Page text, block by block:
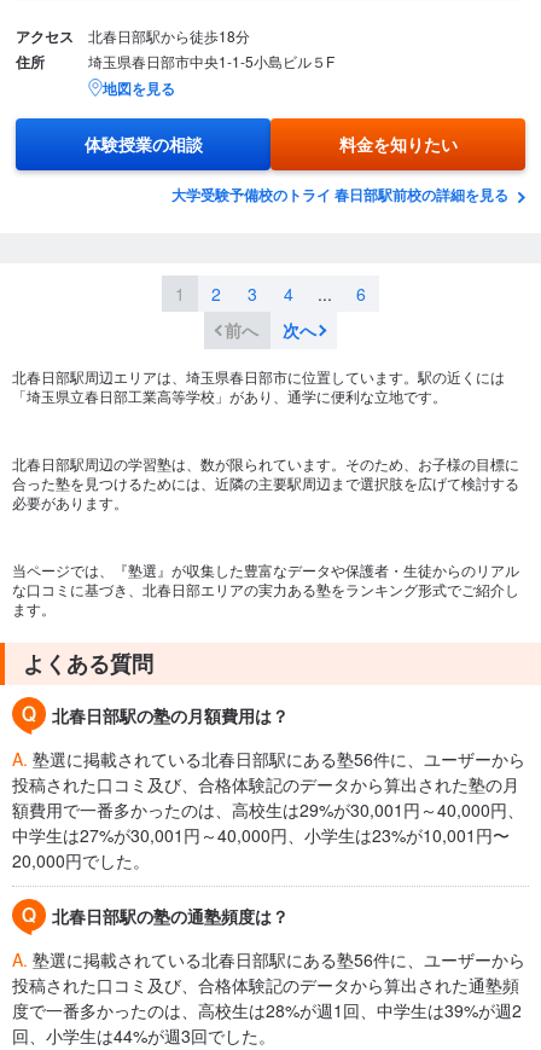
アクセス 北春日部駅から徒歩18分
住所 埼玉県春日部市中央1-1-5小島ビル５F
地図を見る
体験授業の相談 料金を知りたい
大学受験予備校のトライ 春日部駅前校の詳細を見る
1 2 3 4 ...
6
前へ
次へ
北春日部駅周辺エリアは、埼玉県春日部市に位置しています。駅の近くには
「埼玉県立春日部工業高等学校」があり、通学に便利な立地です。
北春日部駅周辺の学習塾は、数が限られています。そのため、お子様の目標に
合った塾を見つけるためには、近隣の主要駅周辺まで選択肢を広げて検討する
必要があります。
当ページでは、『塾選』が収集した豊富なデータや保護者・生徒からのリアル
な口コミに基づき、北春日部エリアの実力ある塾をランキング形式でご紹介し
ます。
よくある質問
北春日部駅の塾の月額費用は？
A. 塾選に掲載されている北春日部駅にある塾56件に、ユーザーから
投稿された口コミ及び、合格体験記のデータから算出された塾の月
額費用で一番多かったのは、高校生は29%が30,001円～40,000円、
中学生は27%が30,001円～40,000円、小学生は23%が10,001円〜
20,000円でした。
北春日部駅の塾の通塾頻度は？
A. 塾選に掲載されている北春日部駅にある塾56件に、ユーザーから
投稿された口コミ及び、合格体験記のデータから算出された通塾頻
度で一番多かったのは、高校生は28%が週1回、中学生は39%が週2
回、小学生は44%が週3回でした。